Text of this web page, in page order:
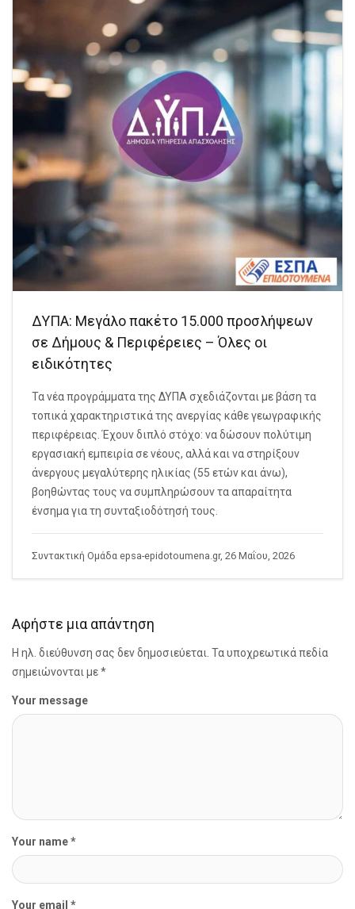
ΔΥΠΑ: Μεγάλο πακέτο 15.000 προσλήψεων
σε Δήμους & Περιφέρειες – Όλες οι
ειδικότητες
Τα νέα προγράμματα της ΔΥΠΑ σχεδιάζονται με βάση τα
τοπικά χαρακτηριστικά της ανεργίας κάθε γεωγραφικής
περιφέρειας. Έχουν διπλό στόχο: να δώσουν πολύτιμη
εργασιακή εμπειρία σε νέους, αλλά και να στηρίξουν
άνεργους μεγαλύτερης ηλικίας (55 ετών και άνω),
βοηθώντας τους να συμπληρώσουν τα απαραίτητα
ένσημα για τη συνταξιοδότησή τους.
Συντακτική Ομάδα epsa-epidotoumena.gr, 26 Μαΐου, 2026
Αφήστε μια απάντηση
Η ηλ. διεύθυνση σας δεν δημοσιεύεται. Τα υποχρεωτικά πεδία
σημειώνονται με*
Your message
Your name *
Your email *